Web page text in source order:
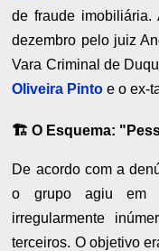
de fraude
dezembro pelo juiz
Vara Criminal de
Oliveira Pinto e o ex-
🏗️ O Esquema:
De acordo com a
o grupo agiu em
irregularmente
terceiros. O objetivo